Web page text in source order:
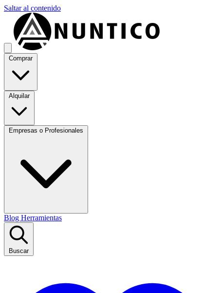
Saltar al contenido
Comprar
Alquilar
Empresas o Profesionales
Blog Herramientas
Buscar